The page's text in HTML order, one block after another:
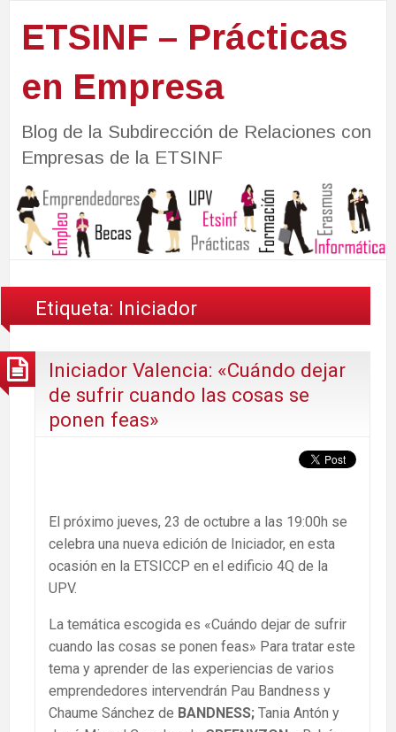
ETSINF – Prácticas
en Empresa
Blog de la Subdirección de Relaciones con
Empresas de la ETSINF
Etiqueta: Iniciador
Iniciador Valencia: «Cuándo dejar
de sufrir cuando las cosas se
ponen feas»
El próximo jueves, 23 de octubre a las 19:00h se
celebra una nueva edición de Iniciador, en esta
ocasión en la ETSICCP en el edificio 4Q de la
UPV.
La temática escogida es «Cuándo dejar de sufrir
cuando las cosas se ponen feas» Para tratar este
tema y aprender de las experiencias de varios
emprendedores intervendrán Pau Bandness y
Chaume Sánchez de BANDNESS; Tania Antón y